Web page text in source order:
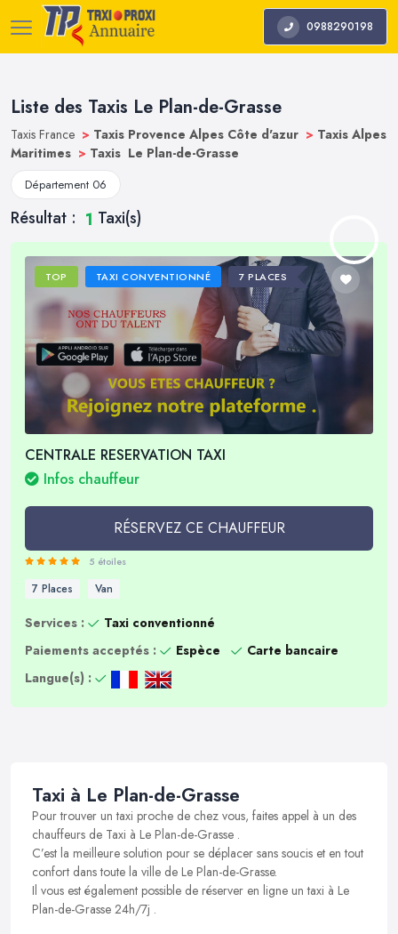
0988290198
Liste des Taxis Le Plan-de-Grasse
Taxis France > Taxis Provence Alpes Côte d'azur > Taxis Alpes
Maritimes > Taxis Le Plan-de-Grasse
Département 06
Résultat : 1 Taxi(s)
TOP TAXI CONVENTIONNÉ 7 PLACES
CENTRALE RESERVATION TAXI
Infos chauffeur
RÉSERVEZ CE CHAUFFEUR
5 étoiles
7 Places Van
Services :
Taxi conventionné
Paiements acceptés :
Espèce
Carte bancaire
Langue(s) :
Taxi à Le Plan-de-Grasse
Pour trouver un taxi proche de chez vous, faites appel à un des
chauffeurs de Taxi à Le Plan-de-Grasse .
C’est la meilleure solution pour se déplacer sans soucis et en tout
confort dans toute la ville de Le Plan-de-Grasse.
Il vous est également possible de réserver en ligne un taxi à Le
Plan-de-Grasse 24h/7j .